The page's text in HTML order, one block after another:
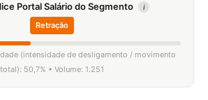
Portal Salário do Segmento i
Retração
(intensidade de desligamento / movimento
total): 50,7% • Volume: 1.251